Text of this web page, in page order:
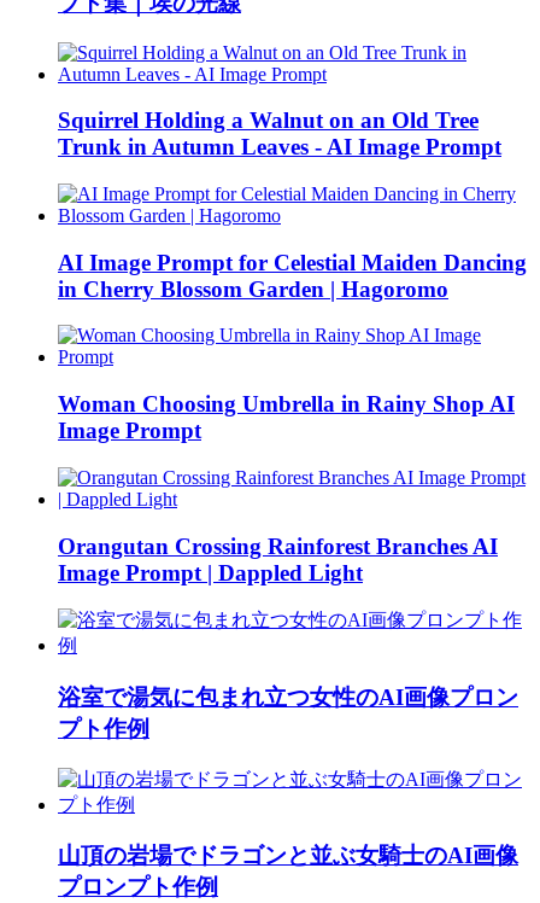
Squirrel Holding a Walnut on an Old Tree
Trunk in Autumn Leaves - AI Image Prompt
AI Image Prompt for Celestial Maiden Dancing
in Cherry Blossom Garden | Hagoromo
Woman Choosing Umbrella in Rainy Shop AI
Image Prompt
Orangutan Crossing Rainforest Branches AI
Image Prompt | Dappled Light
浴室で湯気に包まれ立つ女性のAI画像プロン
プト作例
山頂の岩場でドラゴンと並ぶ女騎士のAI画像
プロンプト作例